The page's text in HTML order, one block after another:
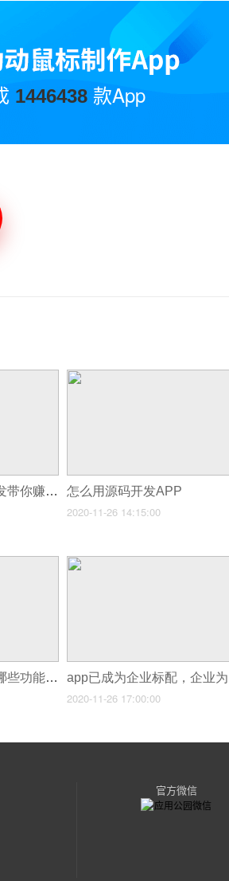
1446438 款App
快上车，金融APP开发带你赚钱啦 怎么用源码开发APP
2020-11-26 14:15:00
街舞学习APP开发有哪些功能？
2020-11-26 17:00:00
官方微信